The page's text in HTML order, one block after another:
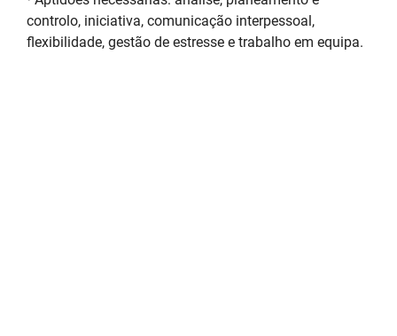
controlo, iniciativa, comunicação interpessoal,
flexibilidade, gestão de estresse e trabalho em equipa.